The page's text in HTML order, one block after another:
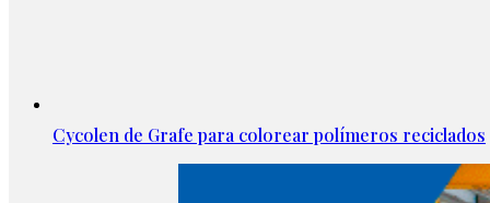
Cycolen de Grafe para colorear polímeros reciclados